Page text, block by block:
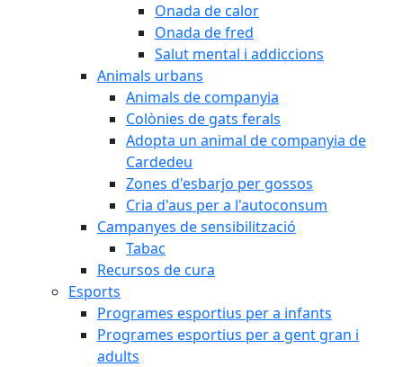
Onada de calor
Onada de fred
Salut mental i addiccions
Animals urbans
Animals de companyia
Colònies de gats ferals
Adopta un animal de companyia de
Cardedeu
Zones d'esbarjo per gossos
Cria d'aus per a l'autoconsum
Campanyes de sensibilització
Tabac
Recursos de cura
Esports
Programes esportius per a infants
Programes esportius per a gent gran i
adults